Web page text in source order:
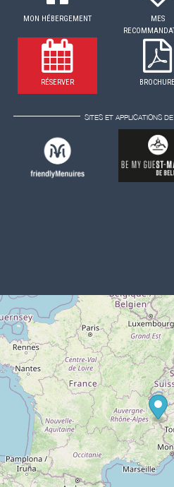
MON HÉBERGEMENT
MES
RÉSERVER
SITES ET APPLICATIONS